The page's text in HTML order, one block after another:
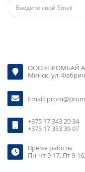
ООО «ПРОМБАЙ
Минск, ул.
Email:
+375 17 343 20 34
+375 17 353 39 07
Время работы
Пн-Чт 9-17, Пт 9-